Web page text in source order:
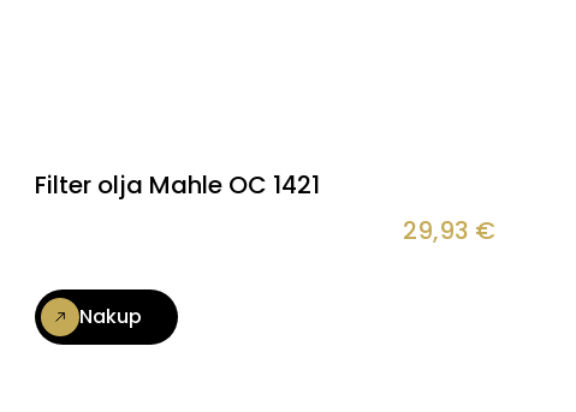
Filter olja Mahle OC 1421
29,93 €
Nakup